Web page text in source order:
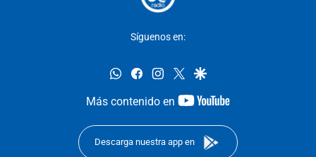
Síguenos en:
whatsappfacebookinstagram
twittergoogle
Más contenido en
youtube-
Descarga nuestra app en